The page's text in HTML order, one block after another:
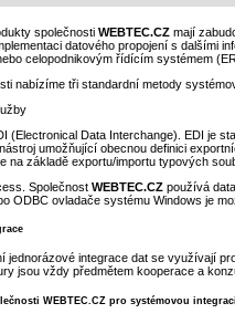
společnosti WEBTEC.CZ mají
datového propojení s dalšími
celopodnikovým řídícím systémem
nabízíme tři standardní metody
(Electronical Data Interchange). EDI je
umožňující obecnou definici
na základě exportu/importu typových
Společnost WEBTEC.CZ používá
ODBC ovladače systému Windows je
jednorázové integrace dat se využívají
jsou vždy předmětem kooperace a
WEBTEC.CZ pro systémovou